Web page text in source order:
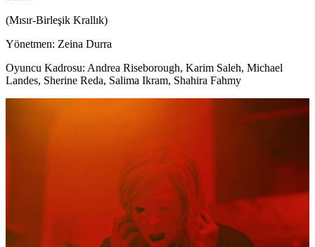
(Mısır-Birleşik Krallık)
Yönetmen: Zeina Durra
Oyuncu Kadrosu: Andrea Riseborough, Karim Saleh, Michael
Landes, Sherine Reda, Salima Ikram, Shahira Fahmy